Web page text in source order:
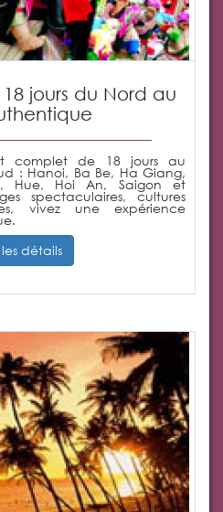
jours du Nord au
complet de 18 jours au
: Hanoi, Ba Be, Ha Giang,
Hue, Hoi An, Saigon et
spectaculaires, cultures
vivez une expérience
détails